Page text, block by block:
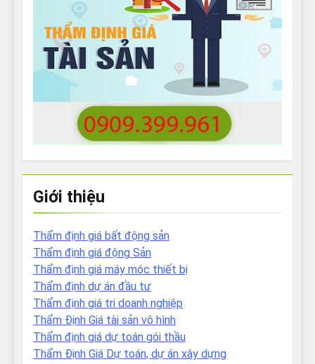
Giới thiệu
Thẩm định giá bất động sản
Thẩm định giá động Sản
Thẩm định giá máy móc thiết bị
Thẩm định dự án đầu tư
Thẩm định giá tri doanh nghiệp
Thẩm Định Giá tài sản vô hình
Thẩm định giá dự toán gói thầu
Thẩm Định Giá Dự toán, dự án xây dựng